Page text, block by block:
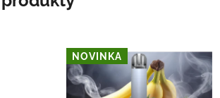
NOVINKA